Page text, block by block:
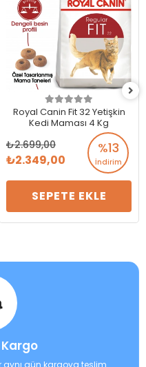
Royal Canin Fit 32 Yetişkin
Kedi Maması 4 Kg
%13
İndirim
2.699,00
2.349,00
SEPETE EKLE
Kargo